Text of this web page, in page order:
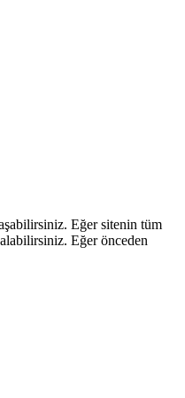
Eğer sitenin tüm
Eğer önceden